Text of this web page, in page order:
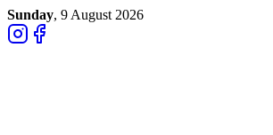
Sunday, 9 August 2026